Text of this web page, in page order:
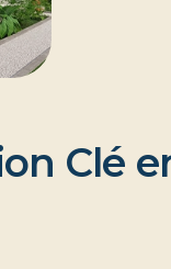
on Clé e